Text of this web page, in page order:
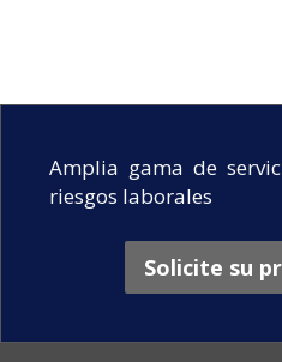
Amplia gama de
riesgos laborales
Solicite su